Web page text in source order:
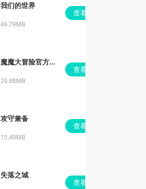
我们的世界
49.79MB
查看
魔魔大冒险官方正
版
20.88MB
查看
攻守兼备
15.49MB
查看
失落之城
查看